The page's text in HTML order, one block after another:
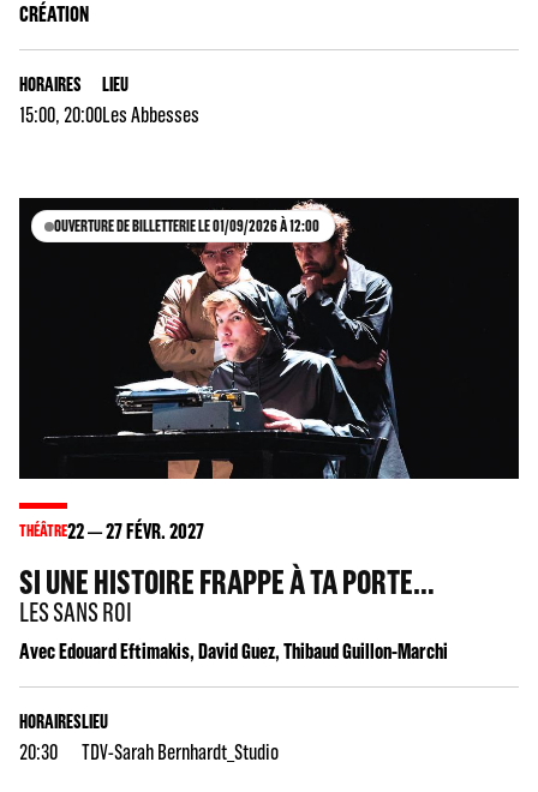
CRÉATION
HORAIRES
15:00, 20:00
LIEU
Les Abbesses
OUVERTURE DE BILLETTERIE LE 01/09/2026 À 12:00
THÉÂTRE22 27FÉVR. 2027
SI UNE HISTOIRE FRAPPE À TA PORTE…
LES SANS ROI
Avec Edouard Eftimakis, David Guez, Thibaud Guillon-Marchi
HORAIRES
20:30
LIEU
TDV-Sarah Bernhardt_Studio